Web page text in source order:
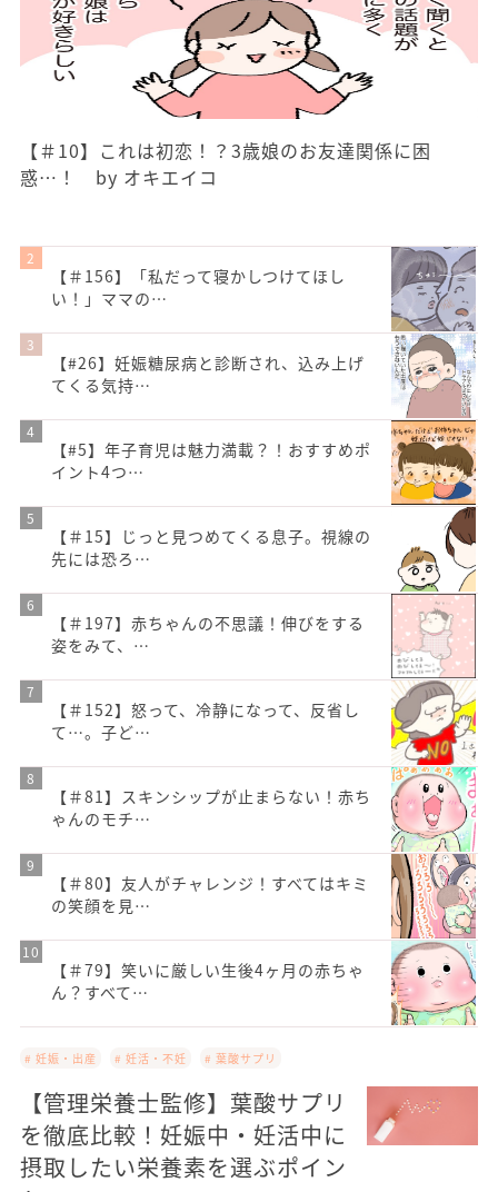
【＃10】これは初恋！？3歳娘のお友達関係に困
惑…！ by オキエイコ
【＃156】「私だって寝かしつけてほし
い！」ママの…
【#26】妊娠糖尿病と診断され、込み上げ
てくる気持…
【#5】年子育児は魅力満載？！おすすめポ
イント4つ…
【＃15】じっと見つめてくる息子。視線の
先には恐ろ…
【＃197】赤ちゃんの不思議！伸びをする
姿をみて、…
【＃152】怒って、冷静になって、反省し
て…。子ど…
【＃81】スキンシップが止まらない！赤ち
ゃんのモチ…
【＃80】友人がチャレンジ！すべてはキミ
の笑顔を見…
【＃79】笑いに厳しい生後4ヶ月の赤ちゃ
ん？すべて…
# 妊娠・出産 # 妊活・不妊 # 葉酸サプリ
【管理栄養士監修】葉酸サプリ
を徹底比較！妊娠中・妊活中に
摂取したい栄養素を選ぶポイン